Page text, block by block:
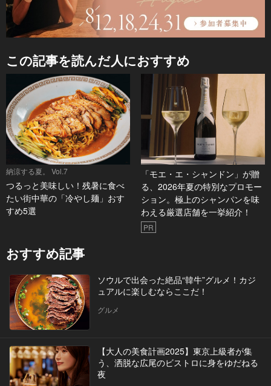
この記事を読んだ人におすすめ
納涼する夏。 Vol.7
つるっと美味しい！残暑に食べ
たい街中華の「冷やし麺」おす
すめ5選
「モエ・エ・シャンドン」が贈
る、2026年夏の特別なプロモー
ション。極上のシャンパンを味
わえる厳選店舗を一挙紹介！
PR
おすすめ記事
ソウルで出会った絶品“韓牛”グルメ！カジ
ュアルに楽しむならここだ！
グルメ
【大人の美食計画2025】東京上級者が集
う、洒脱な広尾のビストロに身をゆだねる
夜